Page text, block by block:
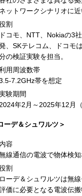
ネットワークシナリオに近
割
ドコモ、NTT、Nokiaの3
、SKテレコム、ドコモ
の検証実験を担当。
用周波数帯
7.2GHz帯を想定
験期間
2024年2月～2025年12月（
ーデ＆シュワルツ＞
内容
線通信の電波で物体検
割
ローデ＆シュワルツは無
価に必要となる電波伝